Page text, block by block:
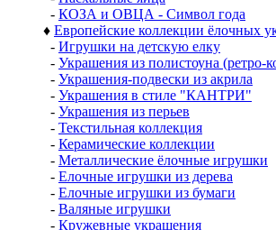
- КОЗА и ОВЦА - Символ года
♦ Европейские коллекции ёлочных
- Игрушки на детскую елку
- Украшения из полистоуна (ретро-
- Украшения-подвески из акрила
- Украшения в стиле "КАНТРИ"
- Украшения из перьев
- Текстильная коллекция
- Керамические коллекции
- Металлические ёлочные игрушки
- Елочные игрушки из дерева
- Елочные игрушки из бумаги
- Валяные игрушки
- Кружевные украшения